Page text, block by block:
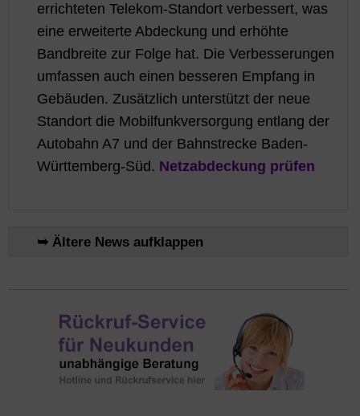
errichteten Telekom-Standort verbessert, was
eine erweiterte Abdeckung und erhöhte
Bandbreite zur Folge hat. Die Verbesserungen
umfassen auch einen besseren Empfang in
Gebäuden. Zusätzlich unterstützt der neue
Standort die Mobilfunkversorgung entlang der
Autobahn A7 und der Bahnstrecke Baden-
Württemberg-Süd. Netzabdeckung prüfen
➥ Ältere News aufklappen